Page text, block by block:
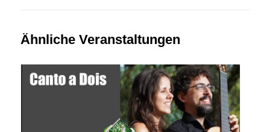
Ähnliche Veranstaltungen